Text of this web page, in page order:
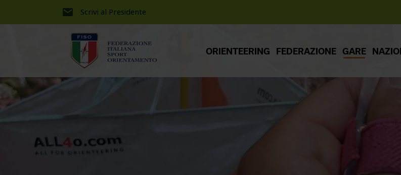
Scrivi al Presidente
ORIENTEERING FEDERAZIONE GARE